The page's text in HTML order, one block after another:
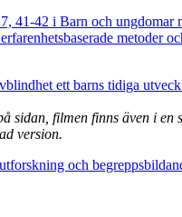
41-42 i Barn och ungdomar
metoder
ett barns tidiga
sidan, filmen finns även i en
version.
och